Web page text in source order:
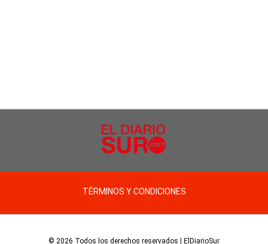
TÉRMINOS Y CONDICIONES
© 2026 Todos los derechos reservados | ElDiarioSur